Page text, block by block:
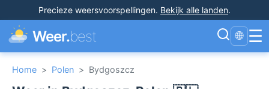
Precieze weersvoorspellingen. Bekijk alle landen.
Weer.best 🌐 ☰
Home > Polen > Bydgoszcz